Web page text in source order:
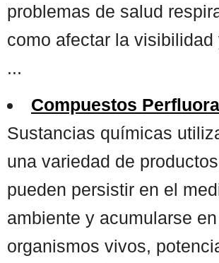
problemas de salud
como afectar la visibilidad
...
Compuestos
Sustancias químicas
una variedad de
pueden persistir en el
ambiente y acumularse en
organismos vivos,